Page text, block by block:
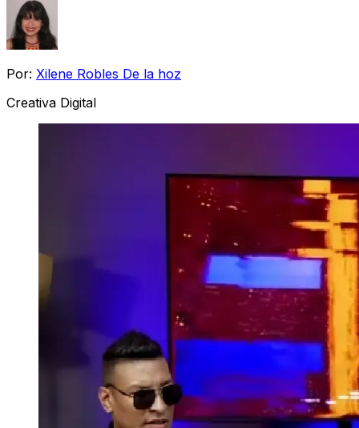
Por: Xilene Robles De la hoz
Creativa Digital